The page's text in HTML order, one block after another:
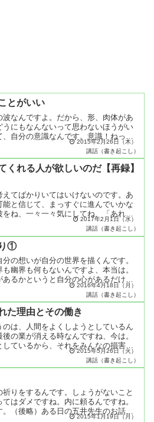
とがいい
なんですよ。だから、形、肉体があ
にもなんないって思わないほうがい
自分の意識なんです。意識！ねっ、
というものが、自分というものの感
2015年2月26日（木）
講話（書き起こし）
くれる人が欲しいのだ【再録】
えてばかりいてはいけないのです。あ
と信じて、まっすぐに進んでいかな
ね、一々一々気にしてね、「あれは
うか」、「それはこうだからダメじ
2017年2月1日（水）
講話（書き起こし）
①
分の想いが自分の世界を描くんです。
幽界も何もないんですよ、本当は。
るかというと自分の心があるだけな
。わかりますか？自分の心っていう
2016年4月18日（月）
講話（書き起こし）
た理由とその働き
は、人間をよくしようとしているん
の業が消える時なんですね、今は。
ているから、それをみんなの損害に
ならないで、早く消してしまおうと
2015年5月26日（火）
講話（書き起こし）
祈りをするんです。しょうがないこと
はダメですね。内に頼るんですね。
（後略）ある日の五井先生のお話し
2015年1月19日（月）